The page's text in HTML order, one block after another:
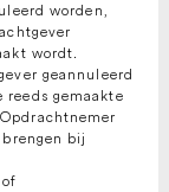
worden,
wordt.
geannuleerd
gemaakte
bij